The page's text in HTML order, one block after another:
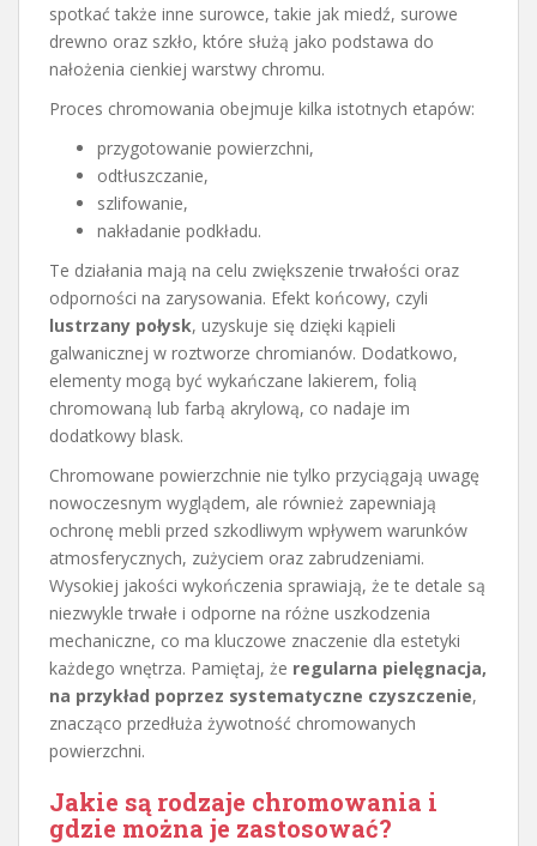
spotkać także inne surowce, takie jak miedź, surowe
drewno oraz szkło, które służą jako podstawa do
nałożenia cienkiej warstwy chromu.
Proces chromowania obejmuje kilka istotnych etapów:
przygotowanie powierzchni,
odtłuszczanie,
szlifowanie,
nakładanie podkładu.
Te działania mają na celu zwiększenie trwałości oraz
odporności na zarysowania. Efekt końcowy, czyli
lustrzany połysk, uzyskuje się dzięki kąpieli
galwanicznej w roztworze chromianów. Dodatkowo,
elementy mogą być wykańczane lakierem, folią
chromowaną lub farbą akrylową, co nadaje im
dodatkowy blask.
Chromowane powierzchnie nie tylko przyciągają uwagę
nowoczesnym wyglądem, ale również zapewniają
ochronę mebli przed szkodliwym wpływem warunków
atmosferycznych, zużyciem oraz zabrudzeniami.
Wysokiej jakości wykończenia sprawiają, że te detale są
niezwykle trwałe i odporne na różne uszkodzenia
mechaniczne, co ma kluczowe znaczenie dla estetyki
każdego wnętrza. Pamiętaj, że regularna pielęgnacja,
na przykład poprzez systematyczne czyszczenie,
znacząco przedłuża żywotność chromowanych
powierzchni.
Jakie są rodzaje chromowania i
gdzie można je zastosować?